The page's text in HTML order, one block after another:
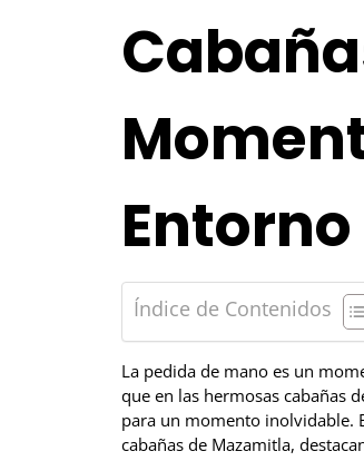
Índice de Contenidos
La pedida de mano es un
que en las hermosas cabañas
para un momento inolvidable.
cabañas de Mazamitla,